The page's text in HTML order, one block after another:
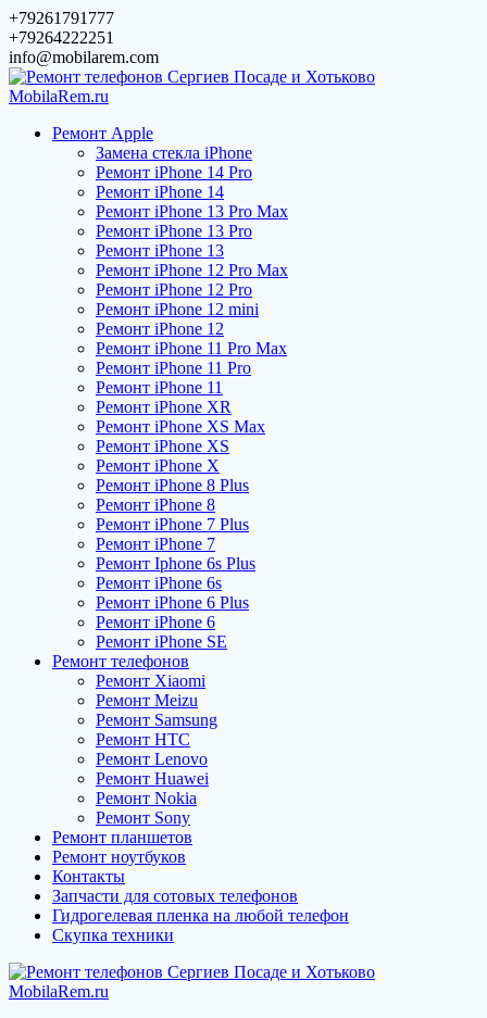
Перейти
к
содержимому
+79261791777
+79264222251
info@mobilarem.com
Ремонт Apple
Замена стекла iPhone
Ремонт iPhone 14 Pro
Ремонт iPhone 14
Ремонт iPhone 13 Pro Max
Ремонт iPhone 13 Pro
Ремонт iPhone 13
Ремонт iPhone 12 Pro Max
Ремонт iPhone 12 Pro
Ремонт iPhone 12 mini
Ремонт iPhone 12
Ремонт iPhone 11 Pro Max
Ремонт iPhone 11 Pro
Ремонт iPhone 11
Ремонт iPhone XR
Ремонт iPhone XS Max
Ремонт iPhone XS
Ремонт iPhone X
Ремонт iPhone 8 Plus
Ремонт iPhone 8
Ремонт iPhone 7 Plus
Ремонт iPhone 7
Ремонт Iphone 6s Plus
Ремонт iPhone 6s
Ремонт iPhone 6 Plus
Ремонт iPhone 6
Ремонт iPhone SE
Ремонт телефонов
Ремонт Xiaomi
Ремонт Meizu
Ремонт Samsung
Ремонт HTC
Ремонт Lenovo
Ремонт Huawei
Ремонт Nokia
Ремонт Sony
Ремонт планшетов
Ремонт ноутбуков
Контакты
Запчасти для сотовых телефонов
Гидрогелевая пленка на любой телефон
Скупка техники